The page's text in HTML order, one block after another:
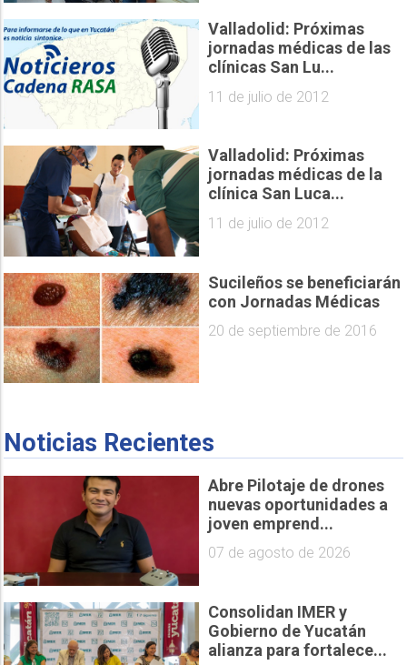
Valladolid: Próximas
jornadas médicas de las
clínicas San Lu...
11 de julio de 2012
Valladolid: Próximas
jornadas médicas de la
clínica San Luca...
11 de julio de 2012
Sucileños se beneficiarán
con Jornadas Médicas
20 de septiembre de 2016
Noticias Recientes
Abre Pilotaje de drones
nuevas oportunidades a
joven emprend...
07 de agosto de 2026
Consolidan IMER y
Gobierno de Yucatán
alianza para fortalece...